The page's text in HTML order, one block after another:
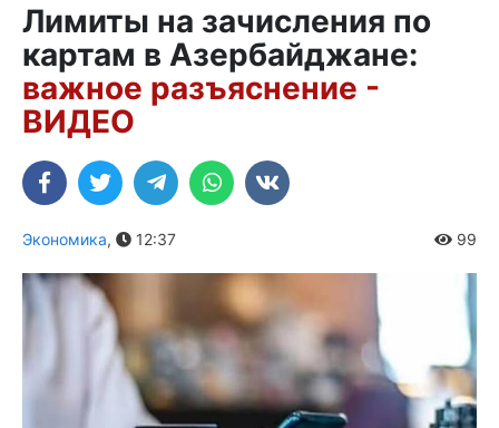
Лимиты на зачисления по
картам в Азербайджане:
важное разъяснение -
ВИДЕО
Экономика, 12:37 99